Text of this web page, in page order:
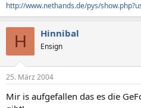
http://www.nethands.de/pys/
H Hinnibal
Ensign
25. März 2004
Mir is aufgefallen das es die